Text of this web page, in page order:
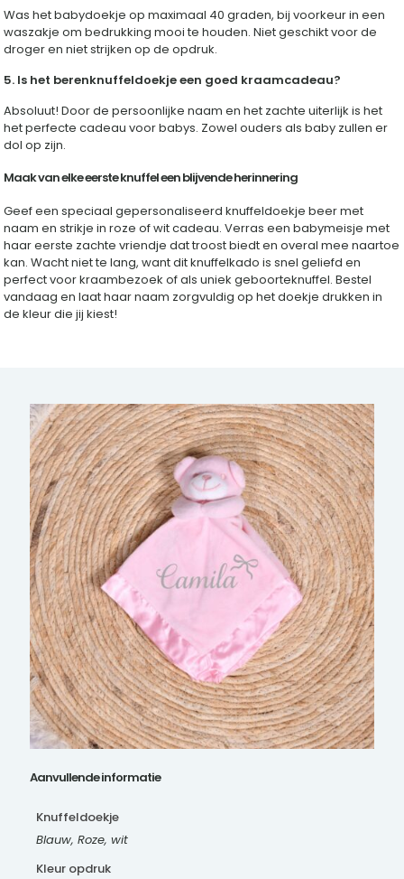
Was het babydoekje op maximaal 40 graden, bij voorkeur in een
waszakje om bedrukking mooi te houden. Niet geschikt voor de
droger en niet strijken op de opdruk.
5. Is het berenknuffeldoekje een goed kraamcadeau?
Absoluut! Door de persoonlijke naam en het zachte uiterlijk is het
het perfecte cadeau voor babys. Zowel ouders als baby zullen er
dol op zijn.
Maak van elke eerste knuffel een blijvende herinnering
Geef een speciaal gepersonaliseerd knuffeldoekje beer met
naam en strikje in roze of wit cadeau. Verras een babymeisje met
haar eerste zachte vriendje dat troost biedt en overal mee naartoe
kan. Wacht niet te lang, want dit knuffelkado is snel geliefd en
perfect voor kraambezoek of als uniek geboorteknuffel. Bestel
vandaag en laat haar naam zorgvuldig op het doekje drukken in
de kleur die jij kiest!
Aanvullende informatie
Knuffeldoekje
Blauw, Roze, wit
Kleur opdruk